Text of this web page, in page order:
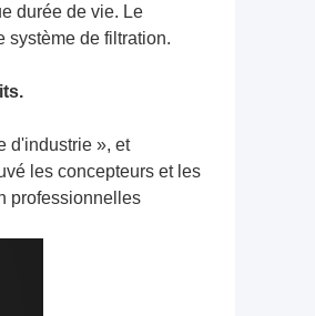
durée de vie. Le
système de filtration.
d'industrie », et
les concepteurs et les
professionnelles